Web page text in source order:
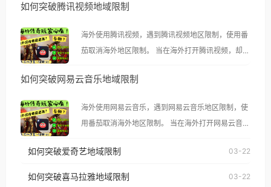
如何突破腾讯视频地域限制
海外使用腾讯视频，遇到腾讯视频地区限制，使用番
茄取消海外地区限制。 当在海外打开腾讯视频，却突
示语。 海外用户如香港、澳门、台湾、美国、加拿
像其他音乐平台一样，出现地区及版权限制问题，且
仅能在中国大陆地区播放。 遇到这个问题的朋友们，
使用番茄回国加速器，即可解决「海外用户收听腾讯
台湾、美国、加拿大、澳大利亚、欧洲等国家和地区
如何突破网易云音乐地域限制
海外使用网易云音乐，遇到网易云音乐地区限制，使
用番茄取消海外地区限制。 当在海外打开网易云音
播放”的提示语。 海外用户如香港、澳门、台湾、美
国、加拿大、澳大利亚、欧洲等国家和地区时，网易
如何突破爱奇艺地域限制 03-22
如何突破喜马拉雅地域限制 03-22